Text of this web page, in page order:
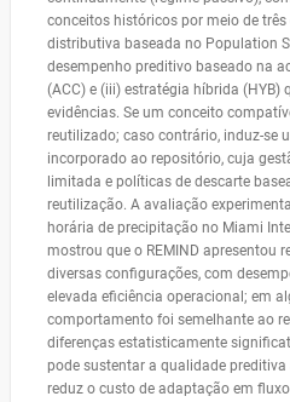
conceitos históricos por meio de
distributiva baseada no Population
desempenho preditivo baseado na
(ACC) e (iii) estratégia híbrida (HYB)
evidências. Se um conceito
reutilizado; caso contrário, induz-se
incorporado ao repositório, cuja
limitada e políticas de descarte
reutilização. A avaliação
horária de precipitação no Miami
mostrou que o REMIND apresentou
diversas configurações, com
elevada eficiência operacional; em
comportamento foi semelhante ao
diferenças estatisticamente
pode sustentar a qualidade
reduz o custo de adaptação em